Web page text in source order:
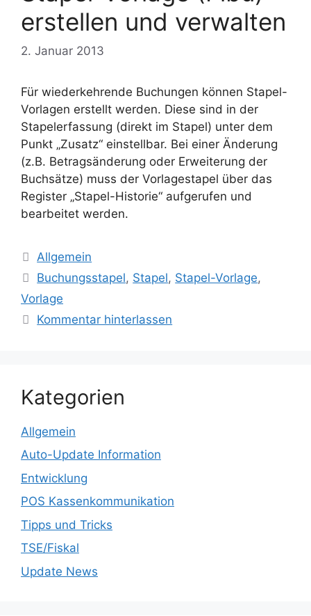
erstellen und verwalten
2. Januar 2013
Für wiederkehrende Buchungen können Stapel-
Vorlagen erstellt werden. Diese sind in der
Stapelerfassung (direkt im Stapel) unter dem
Punkt „Zusatz“ einstellbar. Bei einer Änderung
(z.B. Betragsänderung oder Erweiterung der
Buchsätze) muss der Vorlagestapel über das
Register „Stapel-Historie“ aufgerufen und
bearbeitet werden.
Kategorien
Allgemein
Schlagwörter
Buchungsstapel, Stapel, Stapel-Vorlage,
Vorlage
Kommentar hinterlassen
Kategorien
Allgemein
Auto-Update Information
Entwicklung
POS Kassenkommunikation
Tipps und Tricks
TSE/Fiskal
Update News